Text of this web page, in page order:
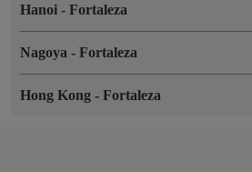
Hanoi - Fortaleza
Nagoya - Fortaleza
Hong Kong - Fortaleza